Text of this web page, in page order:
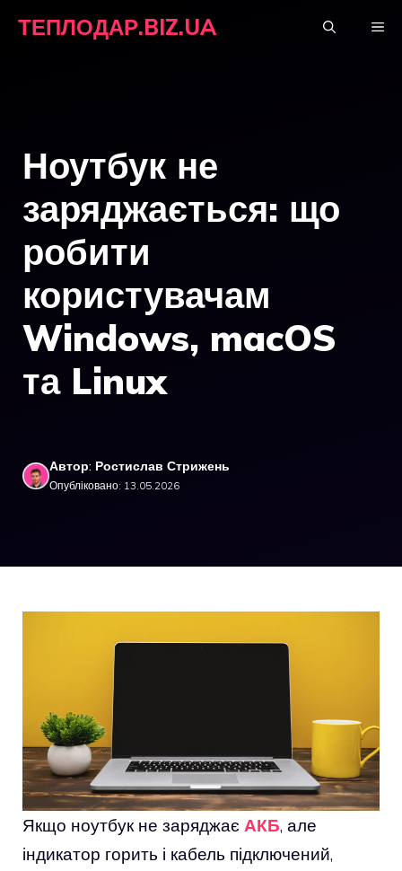
ТЕПЛОДАР.BIZ.UA
Ноутбук не
заряджається: що
робити
користувачам
Windows, macOS
та Linux
Автор: Ростислав Стрижень
Опубліковано: 13.05.2026
Якщо ноутбук не заряджає АКБ, але
індикатор горить і кабель підключений,